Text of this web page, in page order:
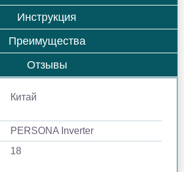
Инструкция
Преимущества
Отзывы
Китай
PERSONA Inverter
18